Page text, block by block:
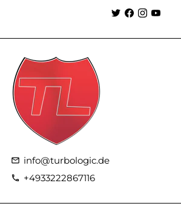
email info@turbologic.de
phone +4933222867116